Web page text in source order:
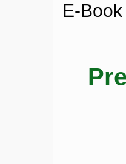
E-Book